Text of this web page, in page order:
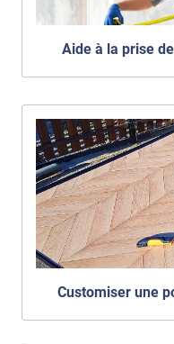
Aide à la prise
Customiser une